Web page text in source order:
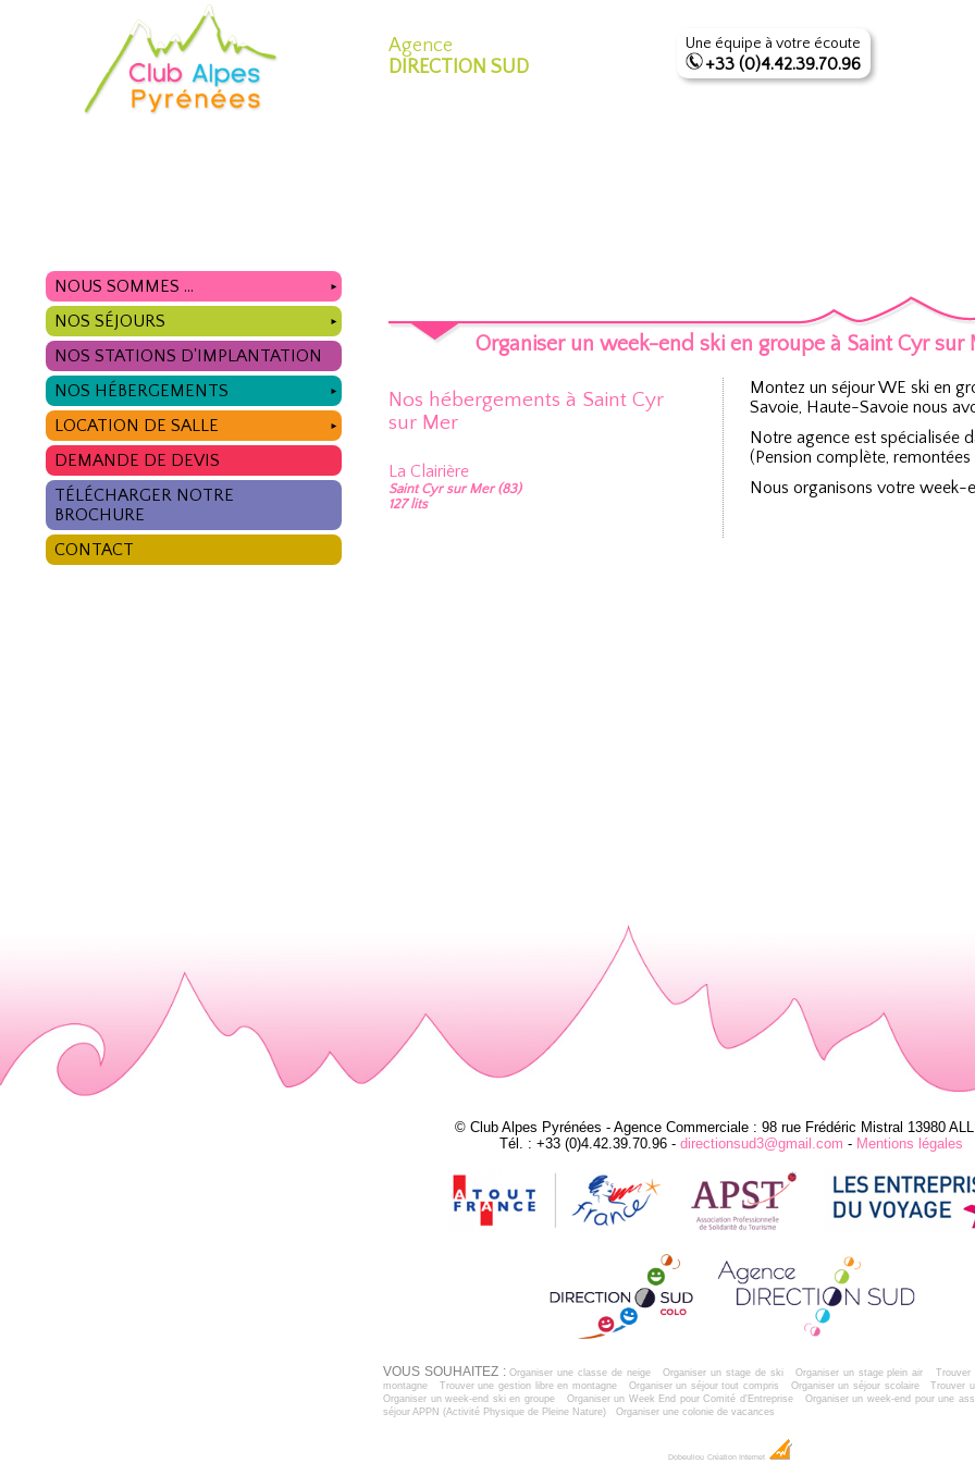
Agence
DIRECTION SUD
Une équipe à votre écoute
+33 (0)4.42.39.70.96
NOUS SOMMES ... ►
NOS SÉJOURS ►
NOS STATIONS D'IMPLANTATION
NOS HÉBERGEMENTS
►
LOCATION DE SALLE ►
DEMANDE DE DEVIS
TÉLÉCHARGER NOTRE
BROCHURE
CONTACT
Organiser un week-end ski en groupe à Saint Cyr sur
Nos hébergements à Saint Cyr
sur Mer
La Clairière
Saint Cyr sur Mer (83)
127 lits
Montez un séjour WE ski en
Savoie, Haute-Savoie nous
Notre agence est spécialisée
(Pension complète,
Nous organisons votre week-
© Club Alpes Pyrénées - Agence Commerciale : 98 rue Frédéric Mistral 13980
Tél. : +33 (0)4.42.39.70.96 - directionsud3@gmail.com - Mentions légales
VOUS SOUHAITEZ :Organiser une classe de neige Organiser un stage de ski Organiser un stage plein air
Trouver
montagne
Trouver une gestion libre en montagne Organiser un séjour tout compris Organiser un séjour scolaire
Trouver
Organiser un week-end ski en groupe
Organiser un Week End pour Comité d'Entreprise Organiser un week-end pour une
séjour APPN (Activité Physique de Pleine Nature)
Organiser une colonie de vacances
Dobeuliou Création Internet